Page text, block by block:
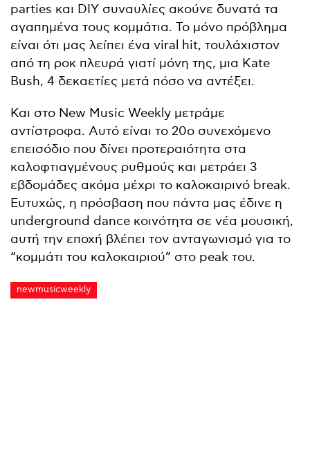
parties και DIY συναυλίες ακούνε δυνατά τα
αγαπημένα τους κομμάτια. Το μόνο πρόβλημα
είναι ότι μας λείπει ένα viral hit, τουλάχιστον
από τη ροκ πλευρά γιατί μόνη της, μια Kate
Bush, 4 δεκαετίες μετά πόσο να αντέξει.
Και στο New Music Weekly μετράμε
αντίστροφα. Αυτό είναι το 20ο συνεχόμενο
επεισόδιο που δίνει προτεραιότητα στα
καλοφτιαγμένους ρυθμούς και μετράει 3
εβδομάδες ακόμα μέχρι το καλοκαιρινό break.
Ευτυχώς, η πρόσβαση που πάντα μας έδινε η
underground dance κοινότητα σε νέα μουσική,
αυτή την εποχή βλέπει τον ανταγωνισμό για το
“κομμάτι του καλοκαιριού” στο peak του.
newmusicweekly